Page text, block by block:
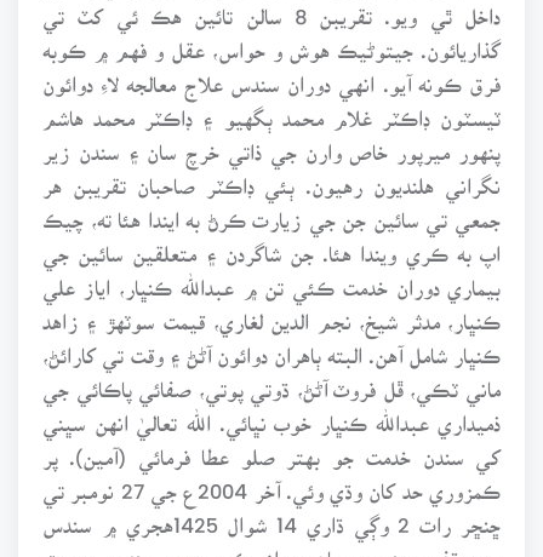
داخل ٿي ويو. تقريبن 8 سالن تائين هڪ ئي کٽ تي
گذاريائون. جيتوڻيڪ هوش و حواس، عقل و فهم ۾ ڪوبه
فرق ڪونه آيو. انهي دوران سندس علاج معالجه لاءِ دوائون
ٽيسٽون ڊاڪٽر غلام محمد ٻگهيو ۽ ڊاڪٽر محمد هاشم
پنهور ميرپور خاص وارن جي ذاتي خرچ سان ۽ سندن زير
نگراني هلنديون رهيون. ٻئي ڊاڪٽر صاحبان تقريبن هر
جمعي تي سائين جن جي زيارت ڪرڻ به ايندا هئا ته، چيڪ
اپ به ڪري ويندا هئا. جن شاگردن ۽ متعلقين سائين جي
بيماري دوران خدمت ڪئي تن ۾ عبدالله ڪنڀار، اياز علي
ڪنڀار، مدثر شيخ، نجم الدين لغاري، قيمت سوٽهڙ ۽ زاهد
ڪنڀار شامل آهن. البته ٻاهران دوائون آڻڻ ۽ وقت تي کارائڻ،
ماني ٽڪي، ڦل فروٽ آڻڻ، ڌوتي پوتي، صفائي پاڪائي جي
ذميداري عبدالله ڪنڀار خوب نڀائي. الله تعاليٰ انهن سڀني
کي سندن خدمت جو بهتر صلو عطا فرمائي (آمين). پر
روح قفس عنصري مان پرواز ڪري ويو. سندس وصيت